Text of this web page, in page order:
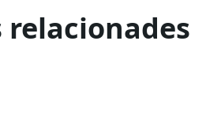
relacionades